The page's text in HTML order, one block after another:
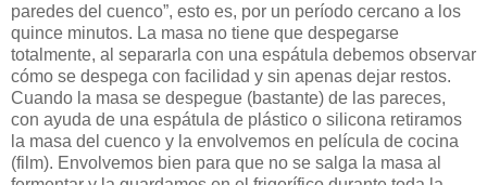
paredes del cuenco”, esto es, por un período cercano a los
quince minutos. La masa no tiene que despegarse
totalmente, al separarla con una espátula debemos observar
cómo se despega con facilidad y sin apenas dejar restos.
Cuando la masa se despegue (bastante) de las pareces,
con ayuda de una espátula de plástico o silicona retiramos
la masa del cuenco y la envolvemos en película de cocina
(film). Envolvemos bien para que no se salga la masa al